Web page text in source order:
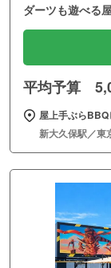
ダーツも遊べる
平均予算
屋上手ぶら
新大久保駅／東